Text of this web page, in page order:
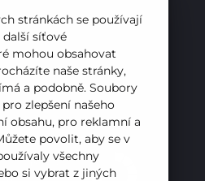
stránkách se používají
síťové
mohou obsahovat
naše stránky,
a podobně. Soubory
zlepšení našeho
obsahu, pro reklamní a
povolit, aby se v
všechny
si vybrat z jiných
Pro uchazeče
00576441
pod Radhoštěm je
zřizovanou
krajem